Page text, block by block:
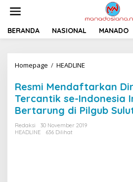
t
BERANDA NASIONAL MANADO
Homepage / HEADLINE
s
m
i
M
n
Resmi Mendaftarkan
Tercantik se-Indonesia
Bertarung di Pilgub
Redaksi
30 November 2019
HEADLINE
636 Dilihat